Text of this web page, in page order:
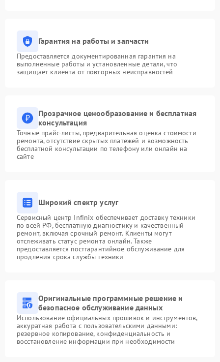
Гарантия на работы и запчасти
Предоставляется документированная гарантия на
выполненные работы и установленные детали, что
защищает клиента от повторных неисправностей
Прозрачное ценообразование и бесплатная
консультация
Точные прайс-листы, предварительная оценка стоимости
ремонта, отсутствие скрытых платежей и возможность
бесплатной консультации по телефону или онлайн на
сайте
Широкий спектр услуг
Сервисный центр Infinix обеспечивает доставку техники
по всей РФ, бесплатную диагностику и качественный
ремонт, включая срочный ремонт. Клиенты могут
отслеживать статус ремонта онлайн. Также
предоставляется постгарантийное обслуживание для
продления срока службы техники
Оригинальные программные решение и
безопасное обслуживание данных
Использование официальных прошивок и инструментов,
аккуратная работа с пользовательскими данными:
резервное копирование, конфиденциальность и
восстановление информации при необходимости